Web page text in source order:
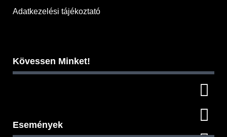
Adatkezelési tájékoztató
Kövessen Minket!
Események